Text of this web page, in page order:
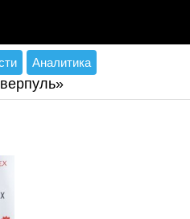
Аналитика